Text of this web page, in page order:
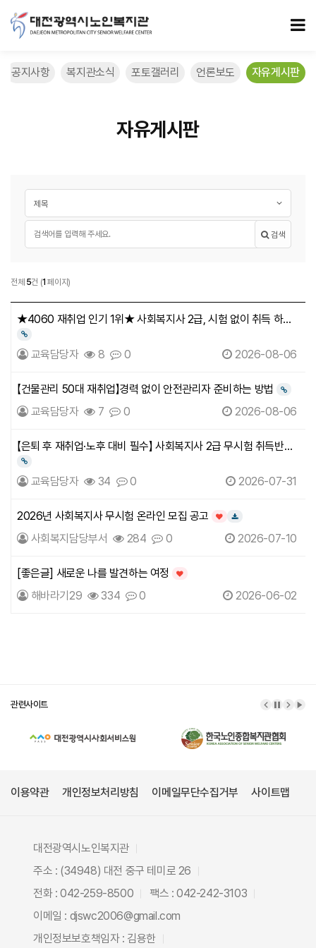
자유게시판 페이지
공지사항 복지관소식 포토갤러리 언론보도 자유게시판
자유게시판
게시글 검색
검색대상
검색어필수 검색
자유게시판
전체 5건 (1 페이지)
자유게시판 목록
★4060 재취업 인기 1위★ 사회복지사 2급, 시험 없이 취득 하는
방법
링크
교육담당자 8 0 2026-08-06
【건물관리 50대 재취업】경력 없이 안전관리자 준비하는 방법 링크
교육담당자 7 0 2026-08-06
【은퇴 후 재취업·노후 대비 필수】 사회복지사 2급 무시험 취득반
안내
링크
교육담당자 34 0 2026-07-31
2026년 사회복지사 무시험 온라인 모집 공고 인기글다운로드
사회복지담당부서 284 0 2026-07-10
[좋은글] 새로운 나를 발견하는 여정 인기글
해바라기29 334 0 2026-06-02
관련사이트 이전 배너
배너 정
다음
배
이용약관 개인정보처리방침 이메일무단수집거부 사이트맵
대전광역시노인복지관
주소 : (34948) 대전 중구 테미로 26
전화 : 042-259-8500
팩스 : 042-242-3103
이메일 : djswc2006@gmail.com
개인정보보호책임자 : 김용한